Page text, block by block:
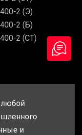
2 (Э)
2 (Б)
2 (СТ)
и